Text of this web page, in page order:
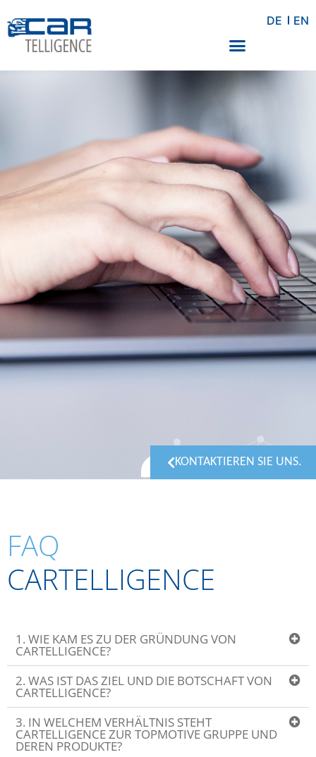
DE EN
KONTAKTIEREN SIE UNS.
FAQ
CARTELLIGENCE
1. WIE KAM ES ZU DER GRÜNDUNG VON
CARTELLIGENCE?
2. WAS IST DAS ZIEL UND DIE BOTSCHAFT VON
CARTELLIGENCE?
3. IN WELCHEM VERHÄLTNIS STEHT
CARTELLIGENCE ZUR TOPMOTIVE GRUPPE UND
DEREN PRODUKTE?